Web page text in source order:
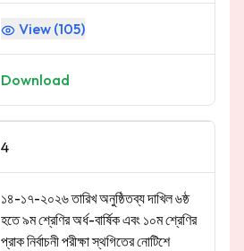
View (105)
Download
4
১৪-১৭-২০২৬ তারিখ অনুষ্ঠিতব্য দাখিল ৬ষ্ঠ
হতে ৯ম শ্রেণির অর্ধ-বার্ষিক এবং ১০ম শ্রেণির
প্রাক নির্বাচনী পরীক্ষা স্থগিতের নোটিশে